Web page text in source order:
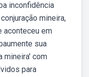
inconfidência
mineira,
aconteceu em
sua
mineira' com
para